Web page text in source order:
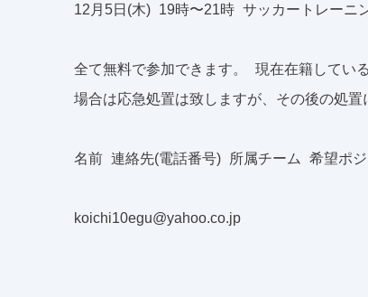
12月5日(木) 19時〜21時 サッカートレー
全て無料で参加できます。 現在在籍してい
場合は応急処置は致しますが、その後の処
名前 連絡先(電話番号) 所属チーム 希望ポ
koichi10egu@yahoo.co.jp